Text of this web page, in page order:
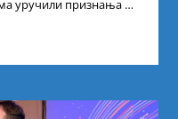
уручили признања У